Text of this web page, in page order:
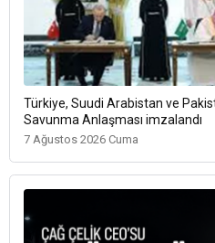
Türkiye, Suudi Arabistan ve
Savunma Anlaşması imzalandı
7 Ağustos 2026 Cuma